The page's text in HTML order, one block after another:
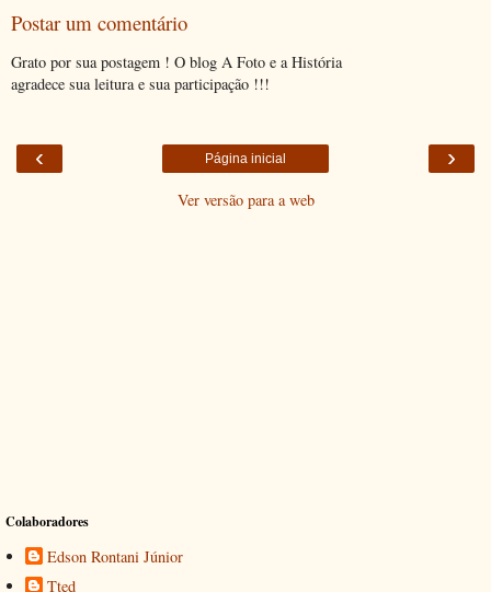
Postar um comentário
Grato por sua postagem ! O blog A Foto e a História
agradece sua leitura e sua participação !!!
‹ ›
Página inicial
Ver versão para a web
Colaboradores
Edson Rontani Júnior
Tted